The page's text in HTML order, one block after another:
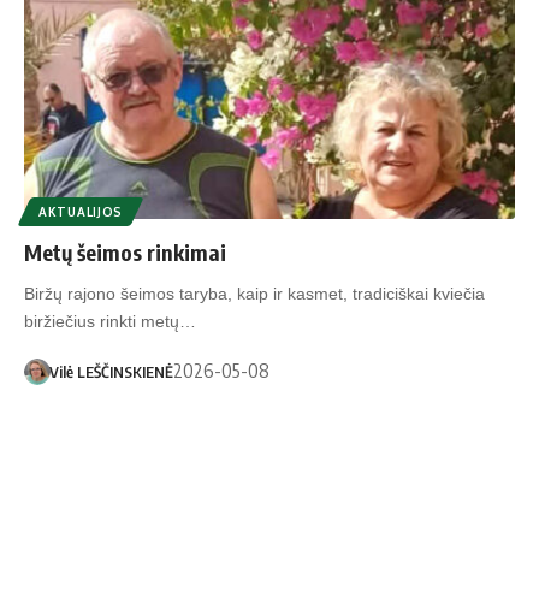
AKTUALIJOS
Metų šeimos rinkimai
Biržų rajono šeimos taryba, kaip ir kasmet, tradiciškai kviečia
biržiečius rinkti metų…
Vilė LEŠČINSKIENĖ2026-05-08